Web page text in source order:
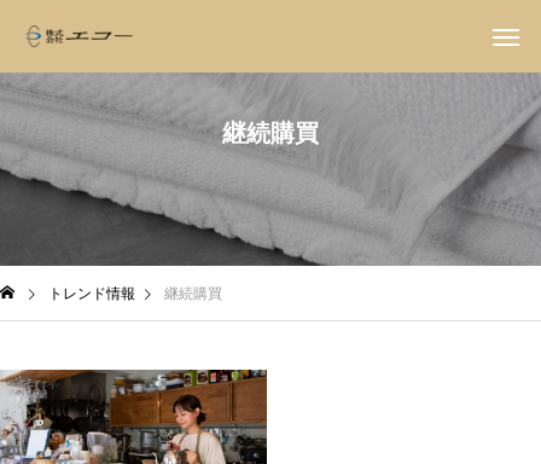
継続購買
トレンド情報 継続購買